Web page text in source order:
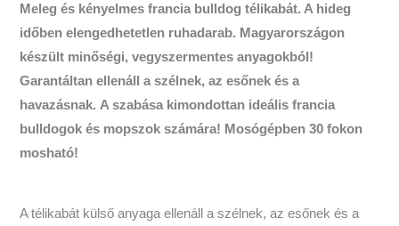
Meleg és kényelmes francia bulldog télikabát. A hideg
időben elengedhetetlen ruhadarab. Magyarországon
készült minőségi, vegyszermentes anyagokból!
Garantáltan ellenáll a szélnek, az esőnek és a
havazásnak. A szabása kimondottan ideális francia
bulldogok és mopszok számára! Mosógépben 30 fokon
mosható!
A télikabát külső anyaga ellenáll a szélnek, az esőnek és a